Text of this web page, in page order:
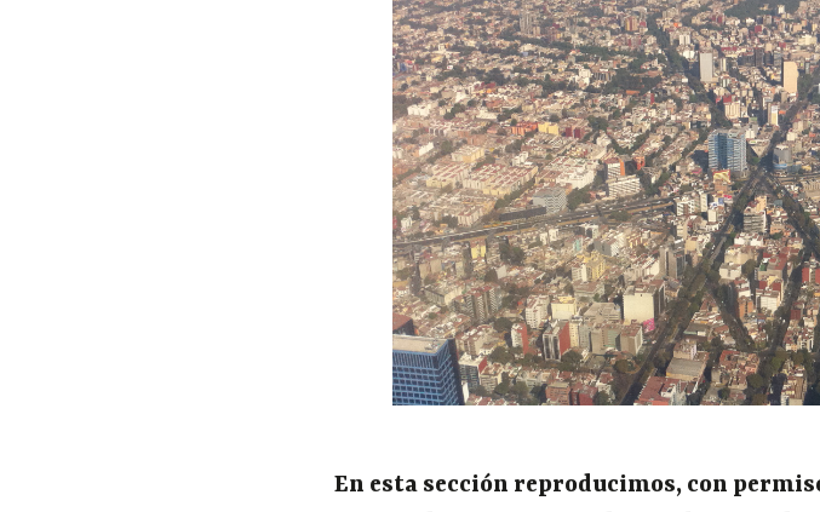
En esta sección reproducimos, con